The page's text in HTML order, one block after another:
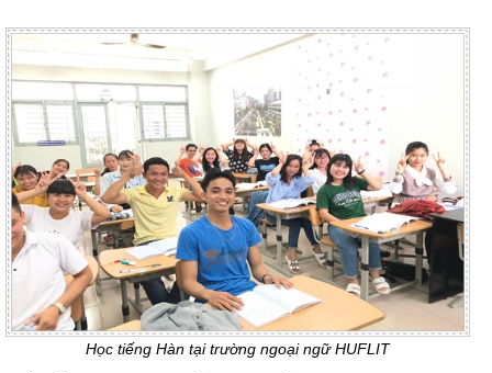
Học tiếng Hàn tại trường ngoại ngữ HUFLIT